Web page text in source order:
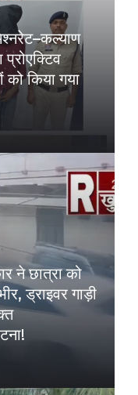
किया गया
ने छात्रा को
ड्राइवर गाड़ी